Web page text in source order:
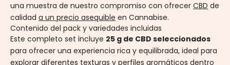
una muestra de nuestro compromiso con ofrecer CBD de
calidad a un precio asequible en Cannabise.
Contenido del pack y variedades incluidas
Este completo set incluye 25 g de CBD seleccionados
para ofrecer una experiencia rica y equilibrada, ideal para
explorar diferentes texturas y perfiles aromáticos dentro